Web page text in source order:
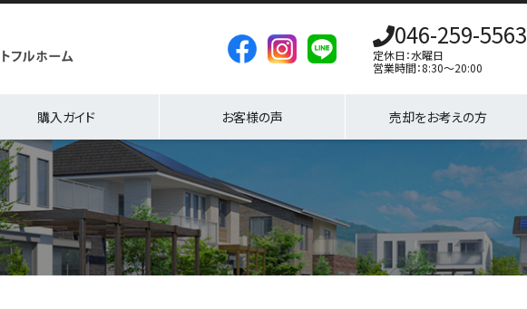
046-259-5563
定休日：水曜日
営業時間：8:30～20:00
購入ガイド お客様の声 売却をお考えの方